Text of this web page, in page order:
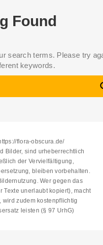
THE GERMAN VERSION OF THE
Found
search terms. Please try
keywords.
flora-obscura.de/
Bilder, sind urheberrechtlich
der Vervielfältigung,
bleiben vorbehalten.
. Wer gegen das
Texte unerlaubt kopiert), macht
wird zudem kostenpflichtig
leisten (§ 97 UrhG)